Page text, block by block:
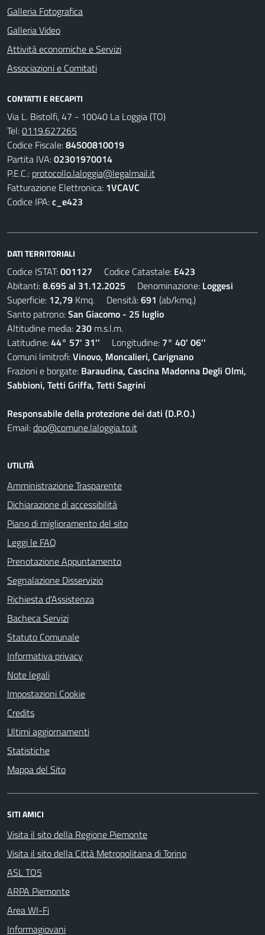
Galleria Fotografica
Galleria Video
Attività economiche e Servizi
Associazioni e Comitati
CONTATTI E RECAPITI
Via L. Bistolfi, 47 - 10040 La Loggia (TO)
Tel:0119.627265
Codice Fiscale:84500810019
Partita IVA:02301970014
P.E.C.: protocollo.laloggia@legalmail.it
Fatturazione Elettronica: 1VCAVC
Codice IPA:c_e423
DATI TERRITORIALI
Codice ISTAT:001127 Codice Catastale: E423
Abitanti:8.695 al 31.12.2025 Denominazione: Loggesi
Superficie: 12,79 Kmq. Densità:691 (ab/kmq.)
Santo patrono:San Giacomo - 25 luglio
Altitudine media: 230 m.s.l.m.
Latitudine:44° 57' 31'' Longitudine: 7° 40' 06''
Comuni limitrofi:Vinovo, Moncalieri, Carignano
Frazioni e borgate: Baraudina, Cascina Madonna Degli Olmi,
Sabbioni, Tetti Griffa, Tetti Sagrini
Responsabile della protezione dei dati (D.P.O.)
Email:dpo@comune.laloggia.to.it
UTILITÀ
Amministrazione Trasparente
Dichiarazione di accessibilità
Piano di miglioramento del sito
Leggi le FAQ
Prenotazione Appuntamento
Segnalazione Disservizio
Richiesta d'Assistenza
Bacheca Servizi
Statuto Comunale
Informativa privacy
Note legali
Impostazioni Cookie
Credits
Ultimi aggiornamenti
Statistiche
Mappa del Sito
SITI AMICI
Visita il sito della Regione Piemonte
Visita il sito della Città Metropolitana di Torino
ASL TO5
ARPA Piemonte
Area WI-Fi
Informagiovani